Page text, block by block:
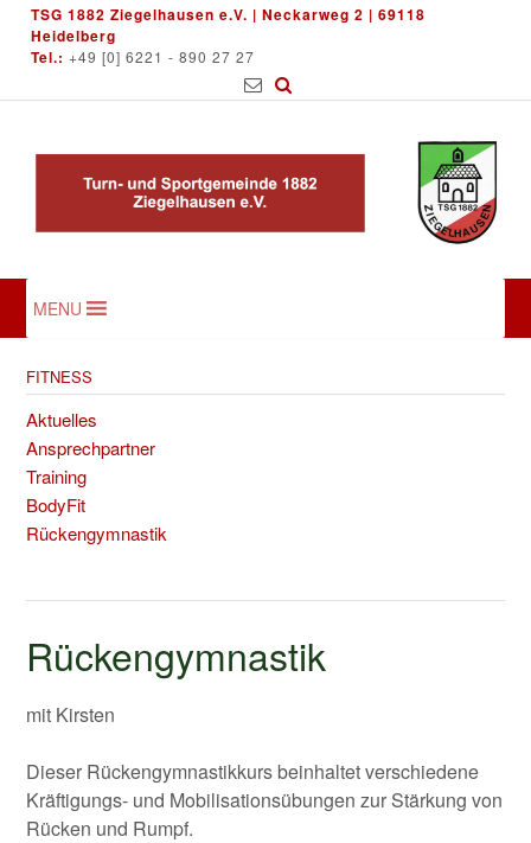
Skip
content
TSG 1882 Ziegelhausen e.V. | Neckarweg 2 | 69118
Heidelberg
Tel.: +49 [0] 6221 - 890 27 27
MENU
FITNESS
Aktuelles
Ansprechpartner
Training
BodyFit
Rückengymnastik
Rückengymnastik
mit Kirsten
Dieser Rückengymnastikkurs beinhaltet verschiedene
Kräftigungs- und Mobilisationsübungen zur Stärkung von
Rücken und Rumpf.